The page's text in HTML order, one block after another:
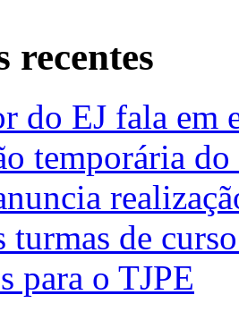
recentes
do EJ fala em
temporária
turmas de
para o TJPE